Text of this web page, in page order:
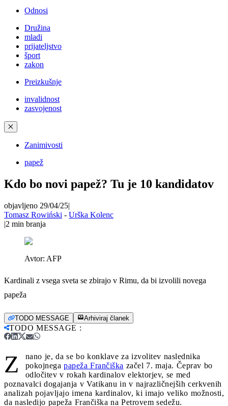
Odnosi
Družina
mladi
prijateljstvo
šport
zakon
Preizkušnje
invalidnost
zasvojenost
✕
Zanimivosti
papež
Kdo bo novi papež? Tu je 10 kandidatov
objavljeno 29/04/25|
Tomasz Rowiński - Urška Kolenc
|2 min branja
Avtor: AFP
Kardinali z vsega sveta se zbirajo v Rimu, da bi izvolili novega
papeža
TODO MESSAGE Arhiviraj članek
TODO MESSAGE :
Z
nano je, da se bo konklave za izvolitev naslednika
pokojnega papeža Frančiška začel 7. maja. Čeprav bo
odločitev v rokah kardinalov elektorjev, se med
poznavalci dogajanja v Vatikanu in v najrazličnejših cerkvenih
analizah pojavljajo imena kardinalov, ki imajo veliko možnosti,
da nasledijo papeža Frančiška na Petrovem sedežu.